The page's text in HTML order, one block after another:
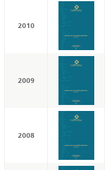
2010
2009
2008